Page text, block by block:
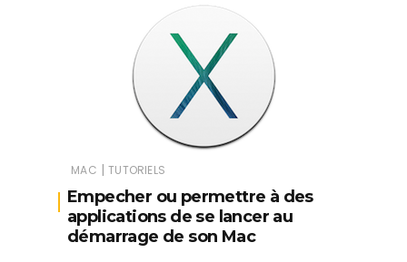
MAC | TUTORIELS
Empecher ou permettre à des
applications de se lancer au
démarrage de son Mac